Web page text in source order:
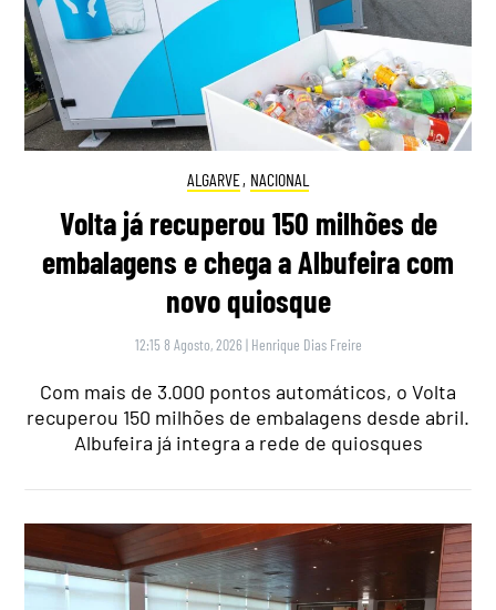
ALGARVE, NACIONAL
Volta já recuperou 150 milhões de
embalagens e chega a Albufeira com
novo quiosque
12:15 8 Agosto, 2026 | Henrique Dias Freire
Com mais de 3.000 pontos automáticos, o Volta
recuperou 150 milhões de embalagens desde abril.
Albufeira já integra a rede de quiosques